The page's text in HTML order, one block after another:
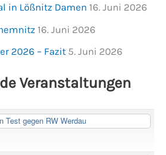
in Lößnitz Damen 16. Juni 2026
16. Juni 2026
2026 – Fazit 5. Juni 2026
Veranstaltungen
Test gegen RW Werdau